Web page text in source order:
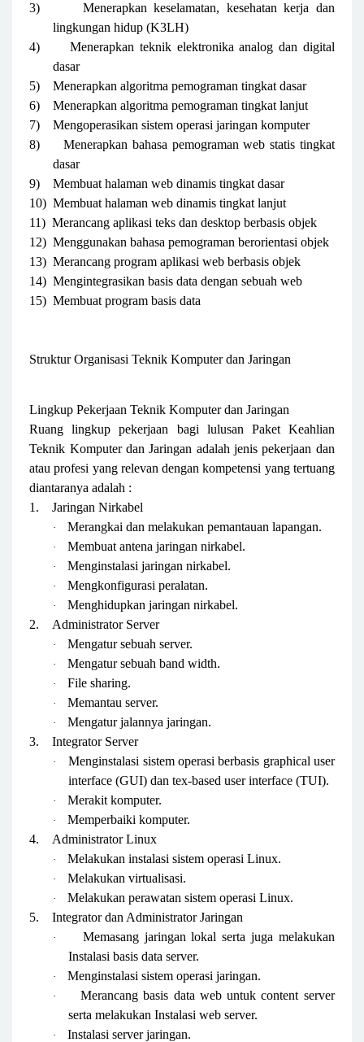
3)
Menerapkan keselamatan, kesehatan kerja dan
lingkungan hidup (K3LH)
4)
Menerapkan teknik elektronika analog dan digital
dasar
5)
Menerapkan algoritma pemograman tingkat dasar
6)
Menerapkan algoritma pemograman tingkat lanjut
7)
Mengoperasikan sistem operasi jaringan komputer
8)
Menerapkan bahasa pemograman web statis tingkat
dasar
9)
Membuat halaman web dinamis tingkat dasar
10) Membuat halaman web dinamis tingkat lanjut
11) Merancang aplikasi teks dan desktop berbasis objek
12) Menggunakan bahasa pemograman berorientasi objek
13) Merancang program aplikasi web berbasis objek
14) Mengintegrasikan basis data dengan sebuah web
15) Membuat program basis data
Struktur Organisasi Teknik Komputer dan Jaringan
Lingkup Pekerjaan Teknik Komputer dan Jaringan
Ruang lingkup pekerjaan bagi lulusan Paket Keahlian
Teknik Komputer dan Jaringan adalah jenis pekerjaan dan
atau profesi yang relevan dengan kompetensi yang tertuang
diantaranya adalah :
1.
Jaringan Nirkabel
· Merangkai dan melakukan pemantauan lapangan.
· Membuat antena jaringan nirkabel.
· Menginstalasi jaringan nirkabel.
· Mengkonfigurasi peralatan.
·
Menghidupkan jaringan nirkabel.
2.
Administrator Server
· Mengatur sebuah server.
· Mengatur sebuah band width.
· File sharing.
· Memantau server.
·
Mengatur jalannya jaringan.
3.
Integrator Server
·
Menginstalasi sistem operasi berbasis graphical user
interface (GUI) dan tex-based user interface (TUI).
· Merakit komputer.
·
Memperbaiki komputer.
4.
Administrator Linux
· Melakukan instalasi sistem operasi Linux.
· Melakukan virtualisasi.
·
Melakukan perawatan sistem operasi Linux.
5.
Integrator dan Administrator Jaringan
·
Memasang jaringan lokal serta juga melakukan
Instalasi basis data server.
· Menginstalasi sistem operasi jaringan.
·
Merancang basis data web untuk content server
serta melakukan Instalasi web server.
· Instalasi server jaringan.